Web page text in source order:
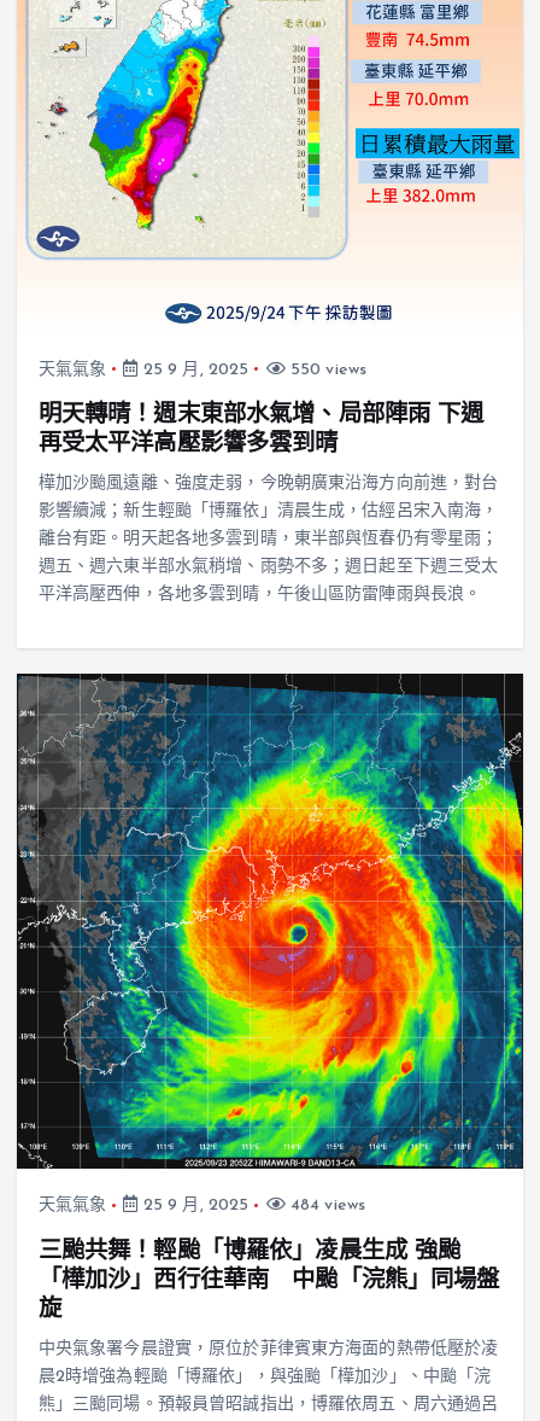
天氣氣象 25 9 月, 2025 550 views
明天轉晴！週末東部水氣增、局部陣雨 下週
再受太平洋高壓影響多雲到晴
樺加沙颱風遠離、強度走弱，今晚朝廣東沿海方向前進，對台
影響續減；新生輕颱「博羅依」清晨生成，估經呂宋入南海，
離台有距。明天起各地多雲到晴，東半部與恆春仍有零星雨；
週五、週六東半部水氣稍增、雨勢不多；週日起至下週三受太
平洋高壓西伸，各地多雲到晴，午後山區防雷陣雨與長浪。
天氣氣象 25 9 月, 2025 484 views
三颱共舞！輕颱「博羅依」凌晨生成 強颱
「樺加沙」西行往華南 中颱「浣熊」同場盤
旋
中央氣象署今晨證實，原位於菲律賓東方海面的熱帶低壓於凌
晨2時增強為輕颱「博羅依」，與強颱「樺加沙」、中颱「浣
熊」三颱同場。預報員曾昭誠指出，博羅依周五、周六通過呂